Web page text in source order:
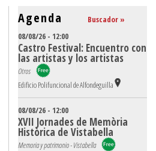
Agenda
Buscador »
08/08/26 - 12:00
Castro Festival: Encuentro con
las artistas y los artistas
Otros
Edificio Polifuncional de Alfondeguilla
08/08/26 - 12:00
XVII Jornades de Memòria
Històrica de Vistabella
Memoria y patrimonio - Vistabella